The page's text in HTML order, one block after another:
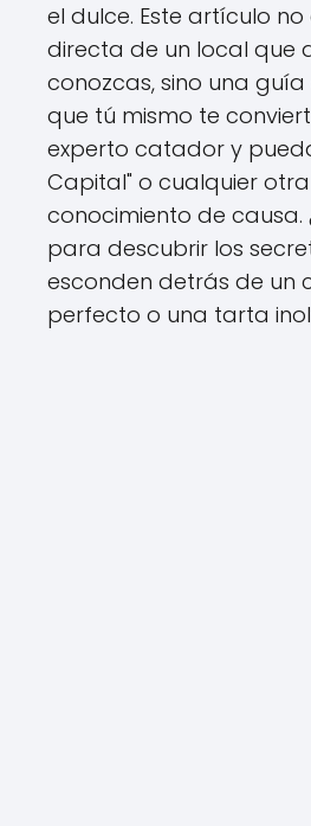
el dulce. Este artículo
directa de un local que
conozcas, sino una
que tú mismo te
experto catador y
Capital" o cualquier
conocimiento de causa.
para descubrir los
esconden detrás de un
perfecto o una tarta